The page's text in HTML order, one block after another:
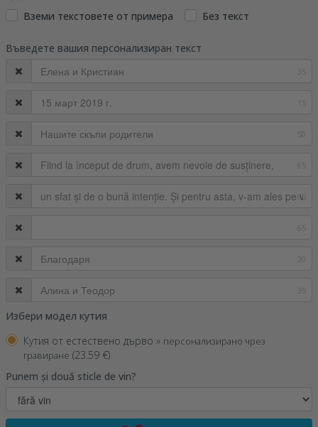
Вземи текстовете от примера Без текст
Въведете вашия персонализиран текст
35
15
65
65
65
30
35
Избери модел кутия
Кутия от естествено дърво » персонализирано чрез
гравиране (23.59 €)
Punem și două sticle de vin?